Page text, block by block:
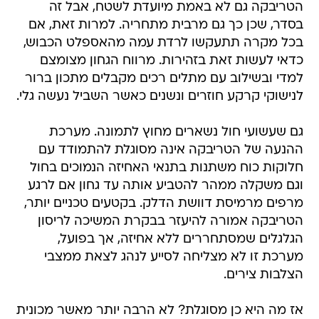
הטריבקה גם לא באמת מיועדת לשטח, אבל זה
בסדר, שכן כך גם מרבית מתחריה. למרות זאת, אם
בכל מקרה תתעקשו לרדת עמה מהאספלט הכבוש,
כדאי לעשות זאת בזהירות. מרווח הגחון מצומצם
למדי ובשילוב עם מתלים רכים מקבלים מתכון ברור
לנישוקי קרקע חוזרים ונשנים כאשר השביל נעשה גלי.
גם שעשועי חול נשארים מחוץ לתמונה. מערכת
ההנעה של הטריבקה אינה מסוגלת להתמודד עם
חלוקות כוח משתנות בתנאי האחיזה הנמוכים בחול
וגם משקלה ממהר להטביע אותה עד גחון אם לרגע
מרפים מרמיסת דוושת הדלק. בקטעים טכניים יותר,
הטריבקה אמורה להיעזר בבקרת המשיכה לריסון
הגלגלים שמסתחררים ללא אחיזה, אך בפועל,
מערכת זו לא מצליחה לסייע לנהג לצאת ממצבי
הצלבות צירים.
אז מה היא כן מסוגלת? לא הרבה יותר מאשר מכונית